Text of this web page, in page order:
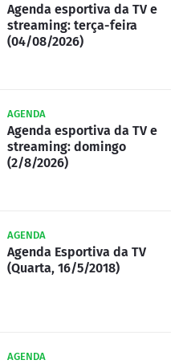
Agenda esportiva da TV e
streaming: terça-feira
(04/08/2026)
AGENDA
Agenda esportiva da TV e
streaming: domingo
(2/8/2026)
AGENDA
Agenda Esportiva da TV
(Quarta, 16/5/2018)
AGENDA